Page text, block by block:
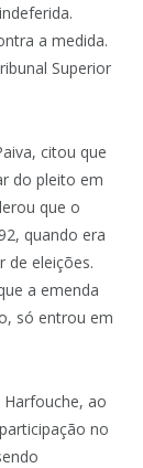
a medida.
Superior
citou que
do pleito em
que o
quando era
de eleições.
a emenda
só entrou em
ao
no